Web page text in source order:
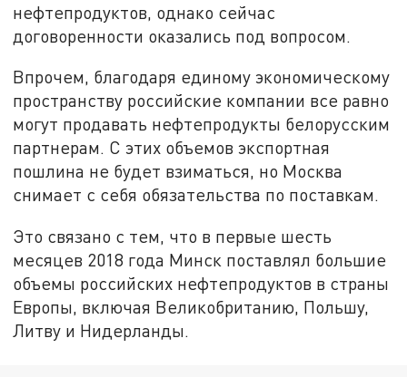
нефтепродуктов, однако сейчас
договоренности оказались под вопросом.
Впрочем, благодаря единому экономическому
пространству российские компании все равно
могут продавать нефтепродукты белорусским
партнерам. С этих объемов экспортная
пошлина не будет взиматься, но Москва
снимает с себя обязательства по поставкам.
Это связано с тем, что в первые шесть
месяцев 2018 года Минск поставлял большие
объемы российских нефтепродуктов в страны
Европы, включая Великобританию, Польшу,
Литву и Нидерланды.